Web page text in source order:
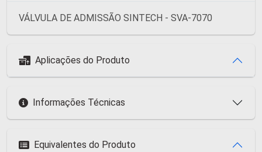
VÁLVULA DE ADMISSÃO SINTECH - SVA-7070
Aplicações do Produto
Informações Técnicas
Equivalentes do Produto